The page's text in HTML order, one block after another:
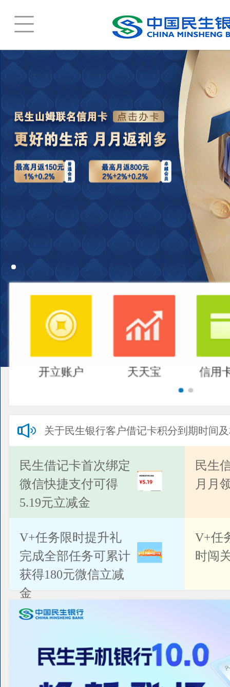
开立账户 天天宝 信用
关于民生银行客户借记卡积分到期时间
公告
民生借记卡首次绑定
微信快捷支付可得
5.19元立减金
民生
月月
V+任务限时提升礼
完成全部任务可累计
获得180元微信立减
金
V+任
时闯